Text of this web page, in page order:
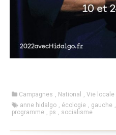
Campagnes , National ,Vie locale
anne hidalgo , écologie , gauche ,
programme , ps , socialisme